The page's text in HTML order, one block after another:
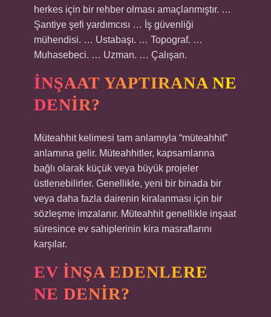
herkes için bir rehber olması amaçlanmıştır. …
Şantiye şefi yardımcısı … İş güvenliği
mühendisi. … Ustabaşı. … Topograf. …
Muhasebeci. … Uzman. … Çalışan.
İNŞAAT YAPTIRANA NE
DENIR?
Müteahhit kelimesi tam anlamıyla “müteahhit”
anlamına gelir. Müteahhitler, kapsamlarına
bağlı olarak küçük veya büyük projeler
üstlenebilirler. Genellikle, yeni bir binada bir
veya daha fazla dairenin kiralanması için bir
sözleşme imzalanır. Müteahhit genellikle inşaat
süresince ev sahiplerinin kira masraflarını
karşılar.
EV INŞA EDENLERE
NE DENIR?